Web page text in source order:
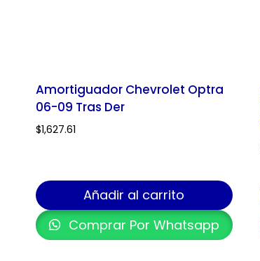
Amortiguador Chevrolet Optra
06-09 Tras Der
$1,627.61
Añadir al carrito
Comprar Por Whatsapp